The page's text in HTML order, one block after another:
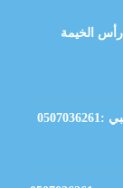
الخيمة